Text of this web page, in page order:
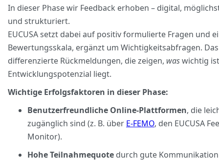
In dieser Phase wir Feedback erhoben – digital,
und strukturiert.
EUCUSA setzt dabei auf positiv formulierte Fragen und
Bewertungsskala, ergänzt um Wichtigkeitsabfragen.
differenzierte Rückmeldungen, die zeigen, waswichtig
Entwicklungspotenzial liegt.
Wichtige Erfolgsfaktoren in dieser Phase:
Benutzerfreundliche Online-Plattformen, die
zugänglich sind (z. B. über E-FEMO, den EUCUSA
Monitor).
Hohe Teilnahmequote durch gute